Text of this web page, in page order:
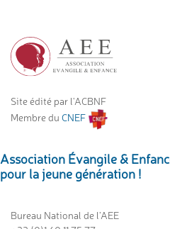
Site édité par l'ACBNF
Membre du CNEF
Association Évangile &
pour la jeune génération !
Bureau National de l’AEE